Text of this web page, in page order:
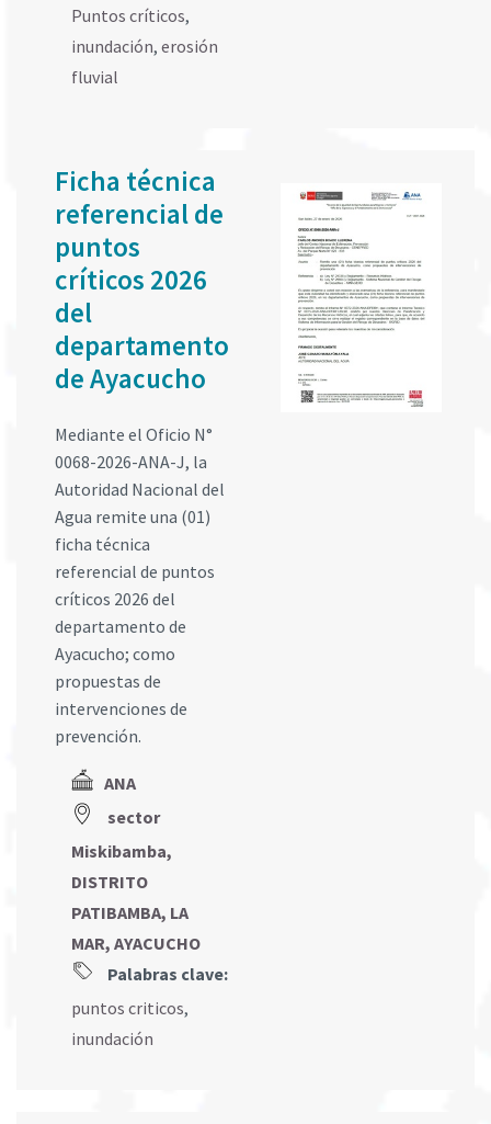
Puntos críticos,
inundación, erosión
fluvial
Ficha técnica
referencial de
puntos
críticos 2026
del
departamento
de Ayacucho
Mediante el Oficio N°
0068-2026-ANA-J, la
Autoridad Nacional del
Agua remite una (01)
ficha técnica
referencial de puntos
críticos 2026 del
departamento de
Ayacucho; como
propuestas de
intervenciones de
prevención.
ANA
sector
Miskibamba,
DISTRITO
PATIBAMBA, LA
MAR, AYACUCHO
Palabras clave:
puntos criticos,
inundación